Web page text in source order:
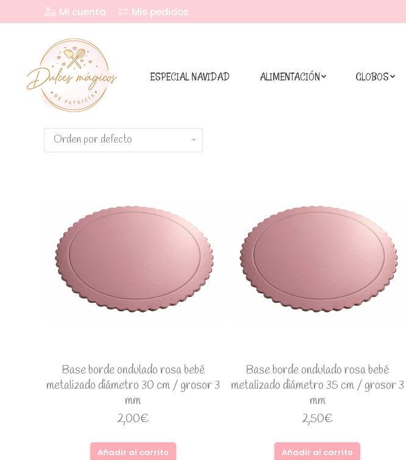
Mi cuenta Mis pedidos
ESPECIAL NAVIDAD ALIMENTACIÓN GLOBOS
Base borde ondulado rosa bebé
metalizado diámetro 30 cm / grosor 3
mm
2,00€
Añadir al carrito
Base borde ondulado rosa bebé
metalizado diámetro 35 cm / grosor 3
mm
2,50€
Añadir al carrito